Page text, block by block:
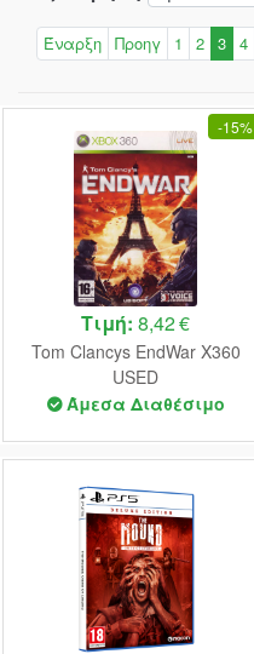
Έναρξη Προηγ 1 2 3 4
-15%
Τιμή: 8,42 €
Tom Clancys EndWar X360
USED
Άμεσα Διαθέσιμο